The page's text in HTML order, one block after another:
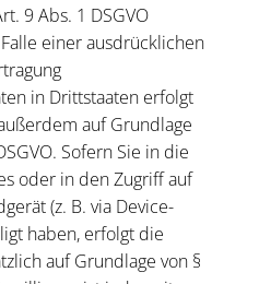
9 Abs. 1 DSGVO
einer ausdrücklichen
in Drittstaaten erfolgt
auf Grundlage
Sofern Sie in die
oder in den Zugriff auf
(z. B. via Device-
haben, erfolgt die
auf Grundlage von §